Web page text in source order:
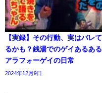
【実録】その行動、実はバレて
るかも？銭湯でのゲイあるあ
アラフォーゲイの日常
2024年12月9日